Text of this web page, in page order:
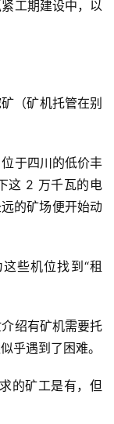
工期建设中，以
（矿机托管在别
于四川的低价丰
这 2 万千瓦的电
的矿场便开始动
些机位找到“租
绍有矿机需要托
乎遇到了困难。
的矿工是有，但